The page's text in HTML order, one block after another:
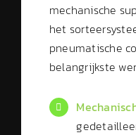
mechanische
het
pneumatische
belangrijkste